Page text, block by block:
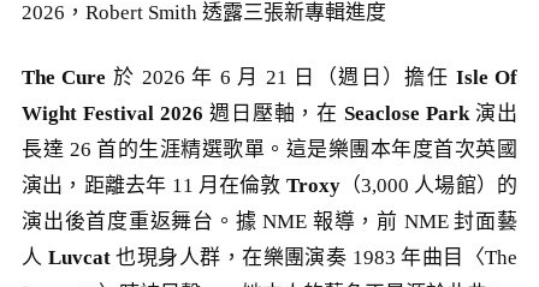
2026，Robert Smith 透露三張新專輯進度
The Cure 於 2026 年 6 月 21 日（週日）擔任 Isle Of
Wight Festival 2026 週日壓軸，在 Seaclose Park演出
長達 26 首的生涯精選歌單。這是樂團本年度首次英國
演出，距離去年 11 月在倫敦 Troxy（3,000 人場館）的
演出後首度重返舞台。據 NME 報導，前 NME 封面藝
人 Luvcat也現身人群，在樂團演奏 1983 年曲目〈The